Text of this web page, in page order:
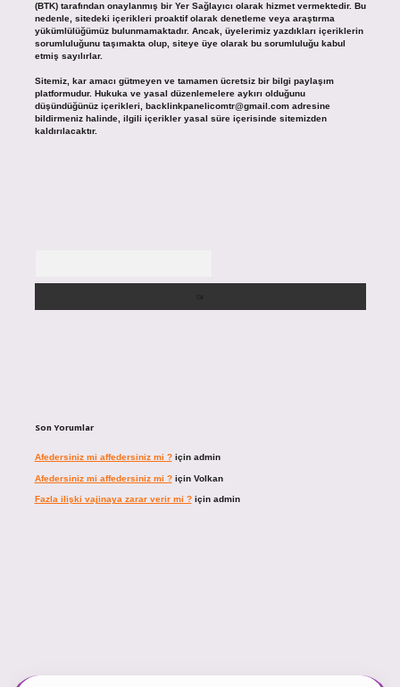
(BTK) tarafından onaylanmış bir Yer Sağlayıcı olarak hizmet vermektedir. Bu
nedenle, sitedeki içerikleri proaktif olarak denetleme veya araştırma
yükümlülüğümüz bulunmamaktadır. Ancak, üyelerimiz yazdıkları içeriklerin
sorumluluğunu taşımakta olup, siteye üye olarak bu sorumluluğu kabul
etmiş sayılırlar.
Sitemiz, kar amacı gütmeyen ve tamamen ücretsiz bir bilgi paylaşım
platformudur. Hukuka ve yasal düzenlemelere aykırı olduğunu
düşündüğünüz içerikleri, backlinkpanelicomtr@gmail.comadresine
bildirmeniz halinde, ilgili içerikler yasal süre içerisinde sitemizden
kaldırılacaktır.
Son Yorumlar
Afedersiniz mi affedersiniz mi ?için admin
Afedersiniz mi affedersiniz mi ?için Volkan
Fazla ilişki vajinaya zarar verir mi ?için admin